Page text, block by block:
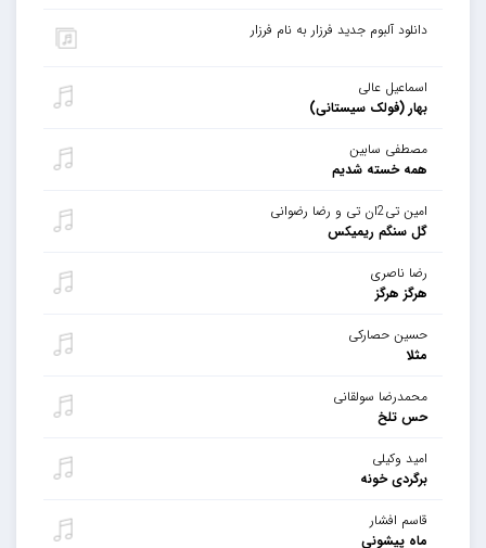
دانلود آلبوم جدید فرزار به نام فرزار
اسماعیل عالی
بهار (فولک سیستانی)
مصطفی سابین
همه خسته شدیم
امین تی2ان تی و رضا رضوانی
گل سنگم ریمیکس
رضا ناصری
هرگز هرگز
حسین حصارکی
مثلا
محمدرضا سولقانی
حس تلخ
امید وکیلی
برگردی خونه
قاسم افشار
ماه پیشونی